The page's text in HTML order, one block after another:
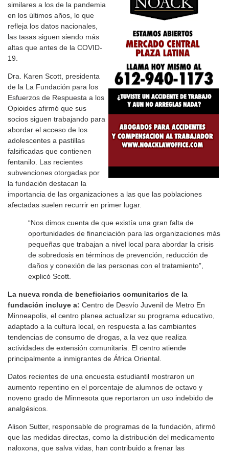
similares a los de la pandemia
en los últimos años, lo que
refleja los datos nacionales,
las tasas siguen siendo más
altas que antes de la COVID-
19.
Dra. Karen Scott, presidenta
de la La Fundación para los
Esfuerzos de Respuesta a los
Opioides afirmó que sus
socios siguen trabajando para
abordar el acceso de los
adolescentes a pastillas
falsificadas que contienen
fentanilo. Las recientes
subvenciones otorgadas por
la fundación destacan la
importancia de las organizaciones a las que las poblaciones
afectadas suelen recurrir en primer lugar.
“Nos dimos cuenta de que existía una gran falta de
oportunidades de financiación para las organizaciones más
pequeñas que trabajan a nivel local para abordar la crisis
de sobredosis en términos de prevención, reducción de
daños y conexión de las personas con el tratamiento”,
explicó Scott.
La nueva ronda de beneficiarios comunitarios de la
fundación incluye a: Centro de Desvío Juvenil de Metro En
Minneapolis, el centro planea actualizar su programa educativo,
adaptado a la cultura local, en respuesta a las cambiantes
tendencias de consumo de drogas, a la vez que realiza
actividades de extensión comunitaria. El centro atiende
principalmente a inmigrantes de África Oriental.
Datos recientes de una encuesta estudiantil mostraron un
aumento repentino en el porcentaje de alumnos de octavo y
noveno grado de Minnesota que reportaron un uso indebido de
analgésicos.
Alison Sutter, responsable de programas de la fundación, afirmó
que las medidas directas, como la distribución del medicamento
naloxona, que salva vidas, han contribuido a frenar las